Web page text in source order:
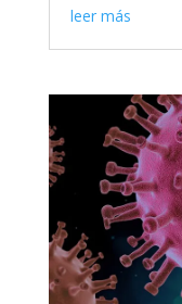
leer más